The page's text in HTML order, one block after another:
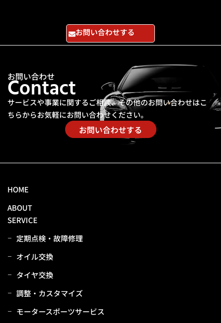
お問い合わせする
Contact
お問い合わせ
サービスや事業に関するご相談、その他のお問い合わせはこ
ちらからお気軽にお問い合わせください。
お問い合わせする
HOME
ABOUT
SERVICE
定期点検・故障修理
オイル交換
タイヤ交換
調整・カスタマイズ
モータースポーツサービス